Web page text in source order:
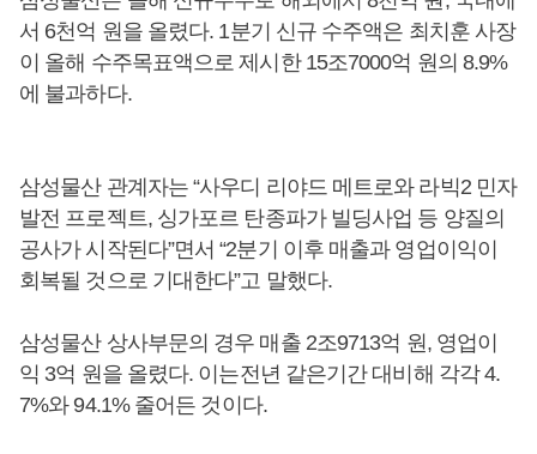
서 6천억 원을 올렸다. 1분기 신규 수주액은 최치훈 사장
이 올해 수주목표액으로 제시한 15조7000억 원의 8.9%
에 불과하다.
삼성물산 관계자는 “사우디 리야드 메트로와 라빅2 민자
발전 프로젝트, 싱가포르 탄종파가 빌딩사업 등 양질의
공사가 시작된다”면서 “2분기 이후 매출과 영업이익이
회복될 것으로 기대한다”고 말했다.
삼성물산 상사부문의 경우 매출 2조9713억 원, 영업이
익 3억 원을 올렸다. 이는전년 같은기간 대비해 각각 4.
7%와 94.1% 줄어든 것이다.